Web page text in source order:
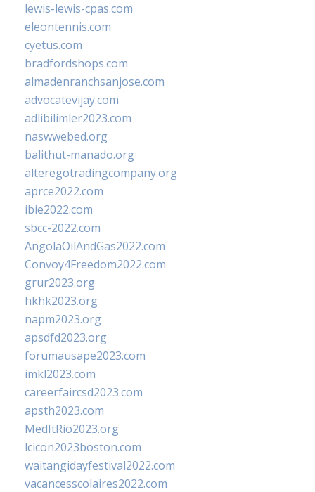
lewis-lewis-cpas.com
eleontennis.com
cyetus.com
bradfordshops.com
almadenranchsanjose.com
advocatevijay.com
adlibilimler2023.com
naswwebed.org
balithut-manado.org
alteregotradingcompany.org
aprce2022.com
ibie2022.com
sbcc-2022.com
AngolaOilAndGas2022.com
Convoy4Freedom2022.com
grur2023.org
hkhk2023.org
napm2023.org
apsdfd2023.org
forumausape2023.com
imkl2023.com
careerfaircsd2023.com
apsth2023.com
MedItRio2023.org
lcicon2023boston.com
waitangidayfestival2022.com
vacancesscolaires2022.com